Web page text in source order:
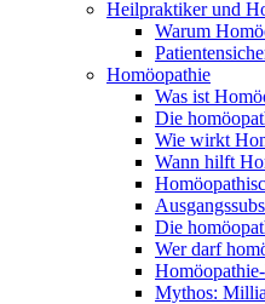
Heilpraktiker und
Warum
Homöopathie
Was ist
Die
Wie wirkt
Wann hilft
Die
Wer darf
Mythos: